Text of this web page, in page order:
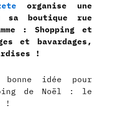
organise une
boutique rue
: Shopping et
et bavardages,
!
idée pour
de Noël : le
!